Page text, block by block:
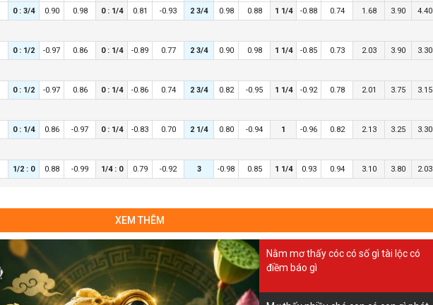
0 : 3/4 0.90 0.98 0 : 1/4 0.81 -0.93 2 3/4 0.98 0.88 1 1/4 -0.88 0.74 1.68 3.90 4.40
0 : 1/2 -0.97 0.86 0 : 1/4 -0.89 0.77 2 3/4 0.90 0.98 1 1/4 -0.85 0.73 2.03 3.90 3.30
0 : 1/2 -0.97 0.86 0 : 1/4 -0.86 0.74 2 3/4 0.82 -0.95 1 1/4 -0.92 0.78 2.01 3.75 3.15
0 : 1/4 0.86 -0.97 0 : 1/4 -0.83 0.70 2 1/4 0.80 -0.94 1 -0.96 0.82 2.13 3.25 3.30
1/2 : 0 0.88 -0.99 1/4 : 0 0.79 -0.92 3 -0.98 0.85 1 1/4 0.93 0.94 3.10 3.80 2.03
0 : 1/4 0.97 0.92 0 : 0 0.68 -0.80 2 1/4 0.87 -0.99 1 -0.88 0.75 2.25 3.25 3.35
0 : 1
1/2
-0.94 0.80 0 : 3/4 0.80 3 1/2 -0.96
XEM THÊM
Nằm mơ thấy cóc có số gì tài lộc có
điềm báo gì